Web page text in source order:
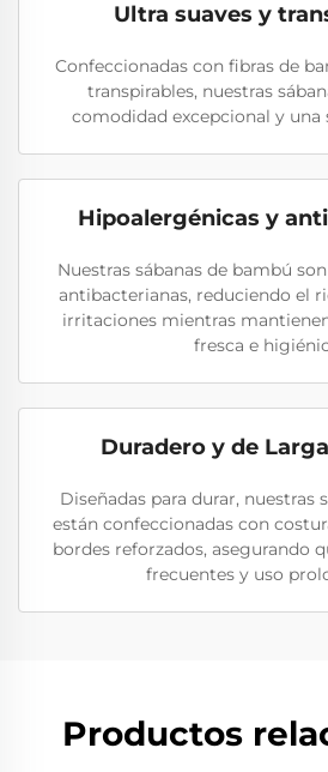
Ultra suaves y
Confeccionadas con fibras de
transpirables, nuestras
comodidad excepcional y una
Hipoalergénicas y
Nuestras sábanas de bambú
antibacterianas, reduciendo el
irritaciones mientras
fresca e
Duradero y de
Diseñadas para durar, nuestras
están confeccionadas con
bordes reforzados, asegurando
frecuentes y uso
Productos